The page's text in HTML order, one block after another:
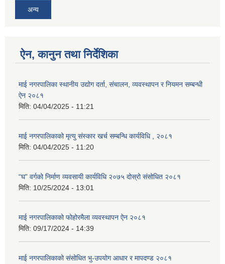
अन्य
ऐन, कानुन तथा निर्देशिका
माई नगरपालिका स्थानीय उद्योग दर्ता, संचालन, व्यवस्थापन र नियमन सम्बन्धी
ऐन २०८१
मिति: 04/04/2025 - 11:21
माई नगरपालिकाको मृत्यु संस्कार खर्च सम्बन्धि कार्यविधि , २०८१
मिति: 04/04/2025 - 11:20
“घ” वर्गको निर्माण व्यवसायी कार्यविधि २०७५ दोस्रो संसोधित २०८१
मिति: 10/25/2024 - 13:01
माई नगरपालिकाको फोहोरमैला व्यवस्थापन ऐन २०८१
मिति: 09/17/2024 - 14:39
माई नगरपालिकाको संसोधित भु-उपयोग आधार र मापदण्ड २०८१